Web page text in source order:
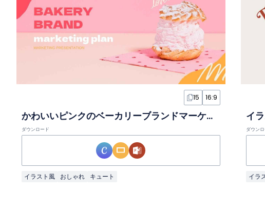
15 16:9
かわいいピンクのベーカリーブランドマーケティングプランスライド
ダウンロード
イラスト風 おしゃれ キュート
イ
ダウン
イラ